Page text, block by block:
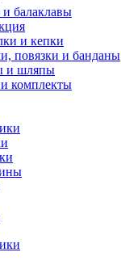
балаклавы
и кепки
повязки и банданы
и шляпы
комплекты